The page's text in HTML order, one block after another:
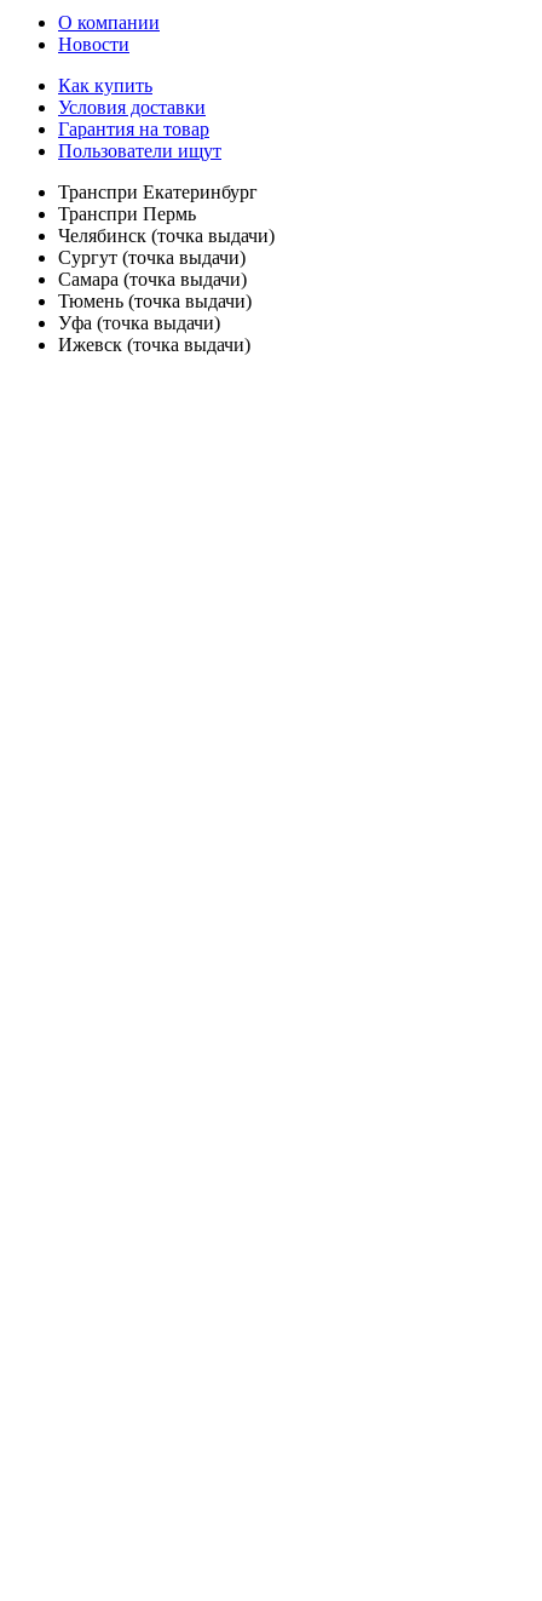
О компании
Новости
Как купить
Условия доставки
Гарантия на товар
Пользователи ищут
Транспри Екатеринбург
Транспри Пермь
Челябинск (точка выдачи)
Сургут (точка выдачи)
Самара (точка выдачи)
Тюмень (точка выдачи)
Уфа (точка выдачи)
Ижевск (точка выдачи)